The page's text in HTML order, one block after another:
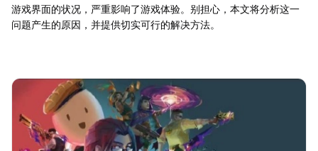
游戏界面的状况，严重影响了游戏体验。别担心，本文将分析这一
问题产生的原因，并提供切实可行的解决方法。